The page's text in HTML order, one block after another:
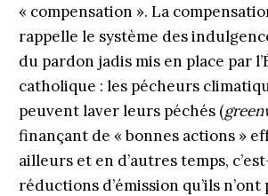
« compensation ». La
rappelle le système des
du pardon jadis mis en place par
catholique : les pécheurs
peuvent laver leurs péchés (
finançant de « bonnes actions »
ailleurs et en d’autres temps,
réductions d’émission qu’ils n’ont